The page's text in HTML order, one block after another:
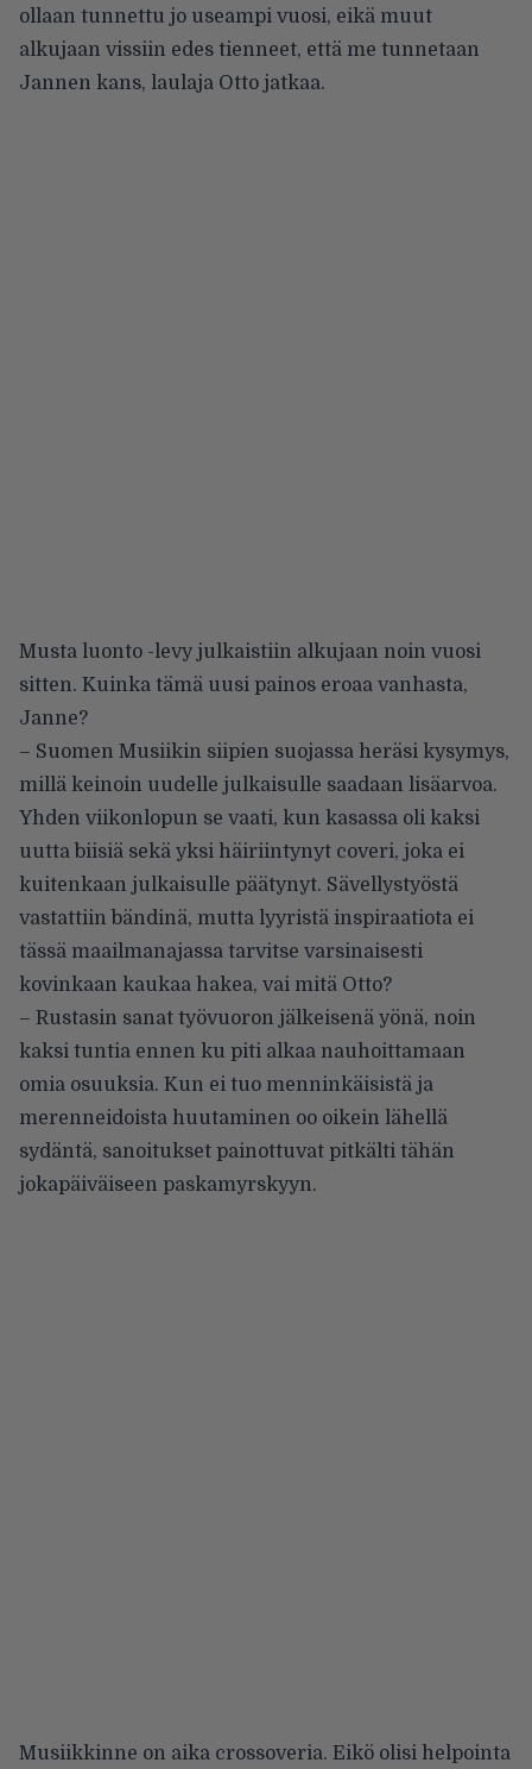
ollaan tunnettu jo useampi vuosi, eikä muut
alkujaan vissiin edes tienneet, että me tunnetaan
Jannen kans, laulaja Otto jatkaa.
Musta luonto -levy julkaistiin alkujaan noin vuosi
sitten. Kuinka tämä uusi painos eroaa vanhasta,
Janne?
– Suomen Musiikin siipien suojassa heräsi kysymys,
millä keinoin uudelle julkaisulle saadaan lisäarvoa.
Yhden viikonlopun se vaati, kun kasassa oli kaksi
uutta biisiä sekä yksi häiriintynyt coveri, joka ei
kuitenkaan julkaisulle päätynyt. Sävellystyöstä
vastattiin bändinä, mutta lyyristä inspiraatiota ei
tässä maailmanajassa tarvitse varsinaisesti
kovinkaan kaukaa hakea, vai mitä Otto?
– Rustasin sanat työvuoron jälkeisenä yönä, noin
kaksi tuntia ennen ku piti alkaa nauhoittamaan
omia osuuksia. Kun ei tuo menninkäisistä ja
merenneidoista huutaminen oo oikein lähellä
sydäntä, sanoitukset painottuvat pitkälti tähän
jokapäiväiseen paskamyrskyyn.
Musiikkinne on aika crossoveria. Eikö olisi helpointa